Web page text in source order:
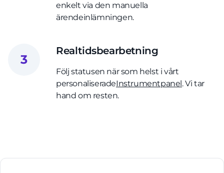
enkelt via den manuella
ärendeinlämningen.
3
Realtidsbearbetning
Följ statusen när som helst i vårt
personaliseradeInstrumentpanel. Vi tar
hand om resten.